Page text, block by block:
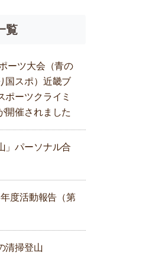
覧
ーツ大会（青の
国スポ）近畿ブ
ポーツクライミ
開催されました
」パーソナル合
度活動報告（第
清掃登山